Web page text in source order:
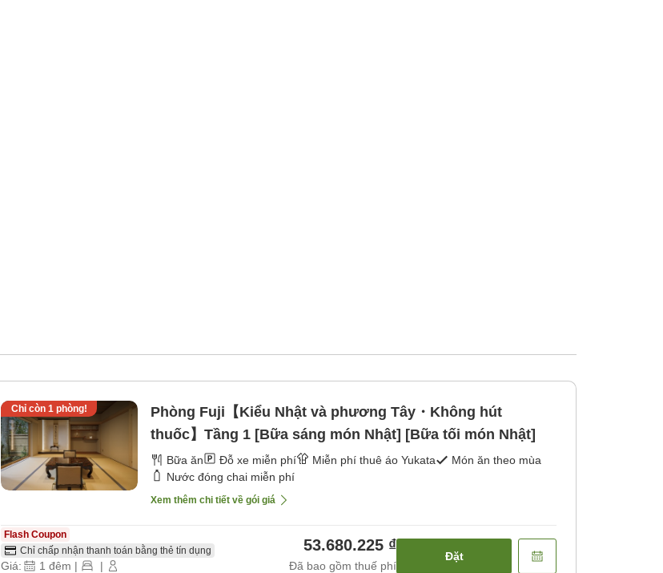
Chỉ còn 1phòng!
Phòng Fuji【Kiểu Nhật và phương Tây・Không hút
thuốc】Tầng 1 [Bữa sáng món Nhật] [Bữa tối món Nhật]
Bữa ăn Đỗ xe miễn phí Miễn phí thuê áo Yukata
Món ăn theo mùa
Nước đóng chai miễn phí
Xem thêm chi tiết về gói giá
Flash Coupon
Chỉ chấp nhận thanh toán bằng thẻ tín dụng
Giá: 1 đêm | |
53.680.225 ₫
Đã bao gồm thuế phí
Đặt